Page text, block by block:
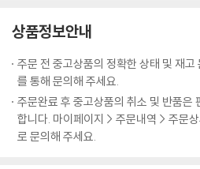
동파면
4. Chef 홍석천
다 줄게라면
불닭 소시지
아이 러브 유부
렛잇컵
셰프 9인의 시크릿 쿠킹 팁 & 비하인드
‘냉부’의 대표 셰프 9인이 방송에서 다 전
야기 등을 이 책을 통해 몽땅 공개했다.
리뷰하며 ‘이때 냉장고에는 없었지만 이
했지만 제대로 만들었으면…’, ‘시간이 없
상품정보안내
주문 전 중고상품의 정확한 상태 및 재
를 통해 문의해 주세요.
주문완료 후 중고상품의 취소 및 반품은
합니다. 마이페이지 > 주문내역 > 주문
로 문의해 주세요.